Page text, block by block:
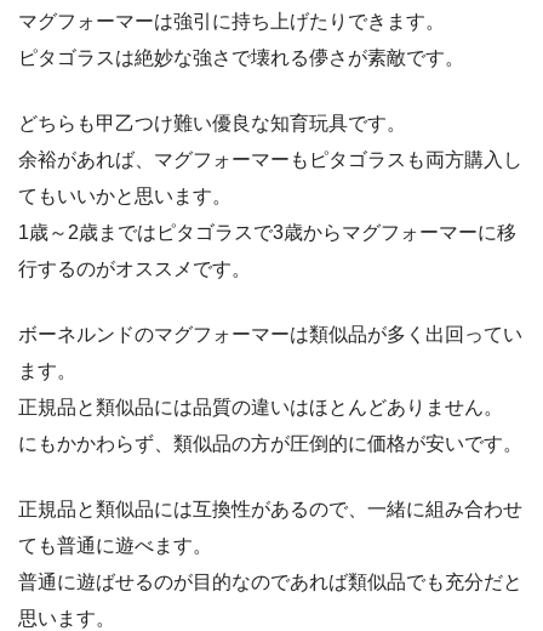
マグフォーマーは強引に持ち上げたりできます。
ピタゴラスは絶妙な強さで壊れる儚さが素敵です。
どちらも甲乙つけ難い優良な知育玩具です。
余裕があれば、マグフォーマーもピタゴラスも両方購入し
てもいいかと思います。
1歳～2歳まではピタゴラスで3歳からマグフォーマーに移
行するのがオススメです。
ボーネルンドのマグフォーマーは類似品が多く出回ってい
ます。
正規品と類似品には品質の違いはほとんどありません。
にもかかわらず、類似品の方が圧倒的に価格が安いです。
正規品と類似品には互換性があるので、一緒に組み合わせ
ても普通に遊べます。
普通に遊ばせるのが目的なのであれば類似品でも充分だと
思います。